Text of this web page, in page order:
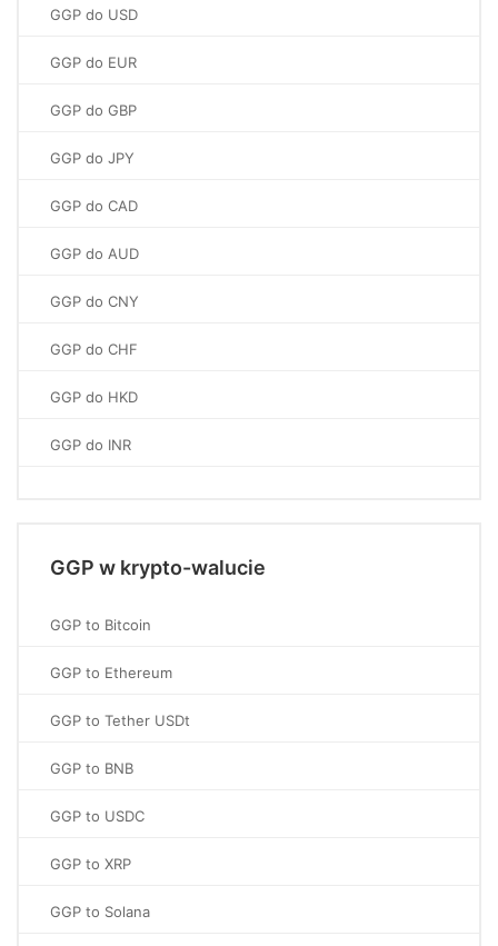
GGP do USD
GGP do EUR
GGP do GBP
GGP do JPY
GGP do CAD
GGP do AUD
GGP do CNY
GGP do CHF
GGP do HKD
GGP do INR
GGP w krypto-walucie
GGP to Bitcoin
GGP to Ethereum
GGP to Tether USDt
GGP to BNB
GGP to USDC
GGP to XRP
GGP to Solana